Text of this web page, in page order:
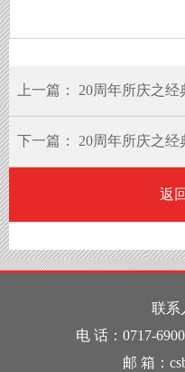
上一篇： 20周年所庆之经典案
下一篇： 20周年所庆之经典案例47
返
联系
电 话：0717-
邮 箱：